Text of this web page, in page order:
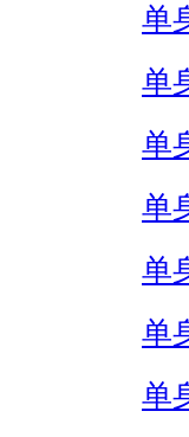
单
单
单
单
单
单
单